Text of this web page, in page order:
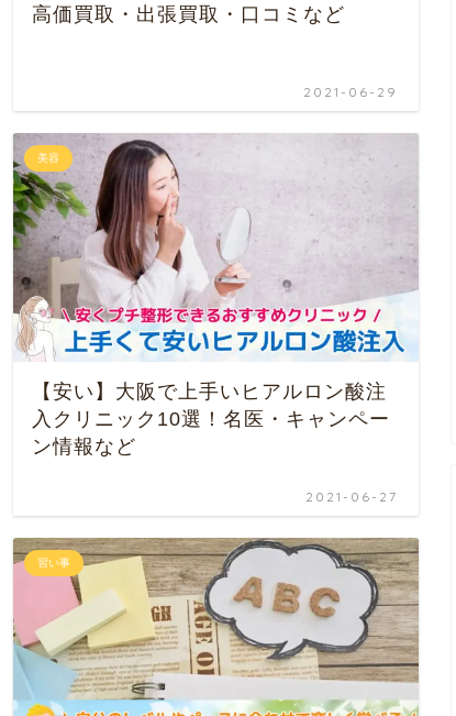
高価買取・出張買取・口コミなど
2021-06-29
美容
【安い】大阪で上手いヒアルロン酸注
入クリニック10選！名医・キャンペー
ン情報など
2021-06-27
習い事